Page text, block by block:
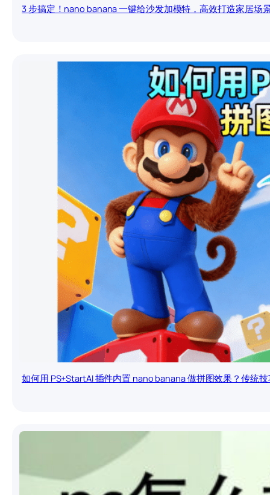
3 步搞定！nano banana 一键给沙发加模特，高效打造家居场
如何用 PS+StartAI 插件内置 nano banana 做拼图效果？传统技